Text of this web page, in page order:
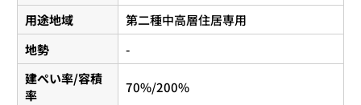
用途地域
第二種中高層住居専用
地勢
-
建ぺい率/容積
率
70%/200%